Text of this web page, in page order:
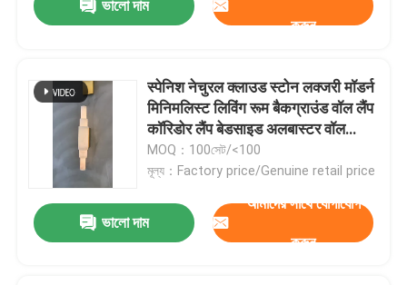
ভালো দাম
করুন
स्पेनिश नेचुरल क्लाउड स्टोन लक्जरी मॉडर्न
मिनिमलिस्ट लिविंग रूम बैकग्राउंड वॉल लैंप
कॉरिडोर लैंप बेडसाइड अलबास्टर वॉल
लाइट
MOQ：100সেট/<100
মূল্য：Factory price/Genuine retail price
ভালো দাম
আমাদের সাথে যোগাযোগ
করুন